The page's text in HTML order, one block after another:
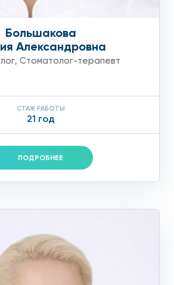
Большакова
Александровна
, Стоматолог-терапевт
СТАЖ РАБОТЫ
21 год
ПОДРОБНЕЕ